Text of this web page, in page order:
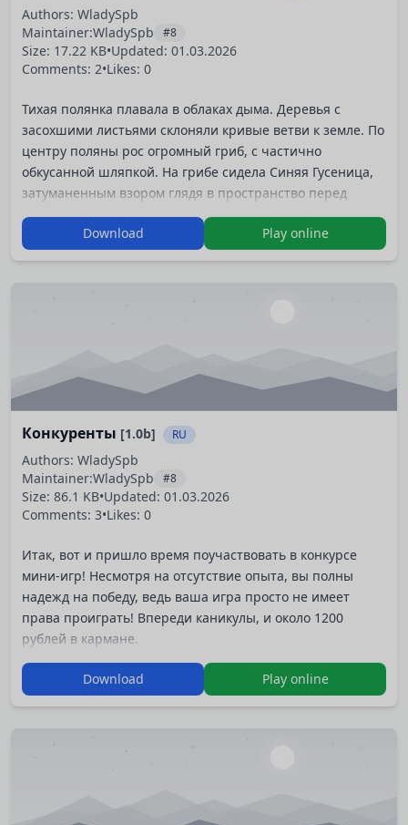
Authors: WladySpb
Maintainer:WladySpb #8
Size: 17.22 KB•Updated: 01.03.2026
Comments: 2•Likes: 0
Тихая полянка плавала в облаках дыма. Деревья с
засохшими листьями склоняли кривые ветви к земле. По
центру поляны рос огромный гриб, с частично
обкусанной шляпкой. На грибе сидела Синяя Гусеница,
затуманенным взором глядя в пространство перед
собой.
Игра-участник КРИЛ-2009.
Download Play online
Конкуренты [1.0b] RU
Authors: WladySpb
Maintainer:WladySpb #8
Size: 86.1 KB•Updated: 01.03.2026
Comments: 3•Likes: 0
Итак, вот и пришло время поучаствовать в конкурсе
мини-игр! Несмотря на отсутствие опыта, вы полны
надежд на победу, ведь ваша игра просто не имеет
права проиграть! Впереди каникулы, и около 1200
рублей в кармане.
Сегодня 25-ое июня, 2009-го года. До часа "Икс" осталось
пять дней!
Игра заняла 2е место на конкурсе мини-игр КоКон-2009.
Download Play online